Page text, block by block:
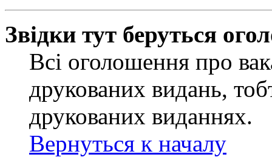
Звідки тут беруться
Всі оголошення про
друкованих видань,
друкованих виданнях.
Вернуться к началу